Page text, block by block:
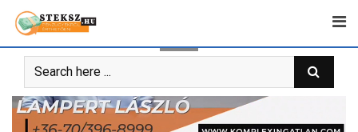
content